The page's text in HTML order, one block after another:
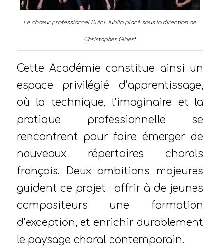
Le chœur professionnel Dulci Jubilo placé sous la direction de
Christopher Gibert
Cette Académie constitue ainsi un
espace privilégié d’apprentissage,
où la technique, l’imaginaire et la
pratique professionnelle se
rencontrent pour faire émerger de
nouveaux répertoires chorals
français. Deux ambitions majeures
guident ce projet : offrir à de jeunes
compositeurs une formation
d’exception, et enrichir durablement
le paysage choral contemporain.